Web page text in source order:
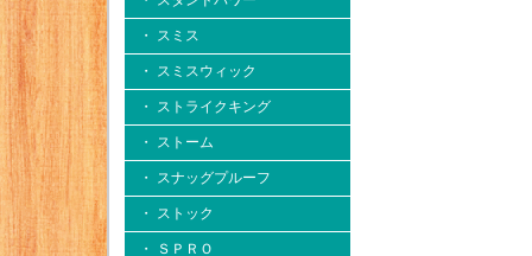
・ スミス
・ スミスウィック
・ ストライクキング
・ ストーム
・ スナッグプルーフ
・ ストック
・ ＳＰＲＯ